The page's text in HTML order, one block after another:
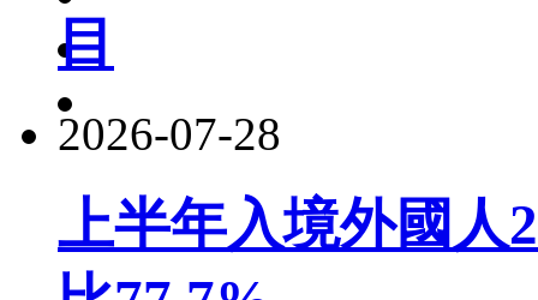
目
2026-07-28
上半年入境外國人